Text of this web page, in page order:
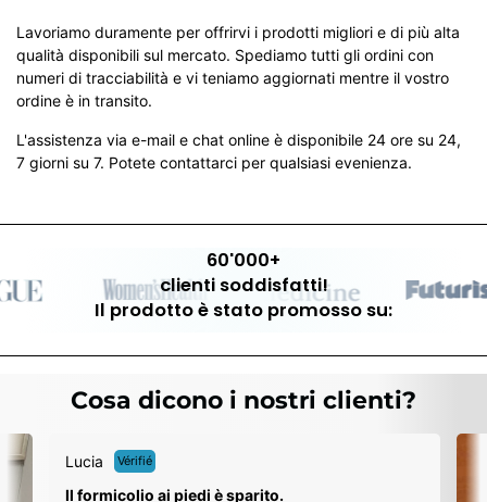
Lavoriamo duramente per offrirvi i prodotti migliori e di più alta
qualità disponibili sul mercato. Spediamo tutti gli ordini con
numeri di tracciabilità e vi teniamo aggiornati mentre il vostro
ordine è in transito.
L'assistenza via e-mail e chat online è disponibile 24 ore su 24,
7 giorni su 7. Potete contattarci per qualsiasi evenienza.
60'000+
clienti soddisfatti!
Il prodotto è stato promosso su:
Cosa dicono i nostri clienti?